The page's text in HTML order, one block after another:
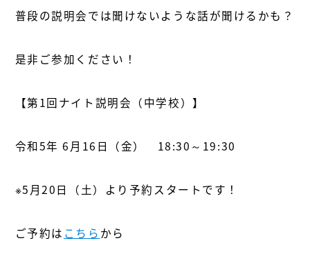
普段の説明会では聞けないような話が聞けるかも？
是非ご参加ください！
【第1回ナイト説明会（中学校）】
令和5年 6月16日（金） 18:30～19:30
※5月20日（土）より予約スタートです！
ご予約は こちら から